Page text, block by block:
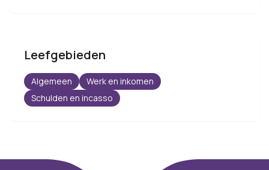
Leefgebieden
Algemeen
Werk en inkomen
Schulden en incasso